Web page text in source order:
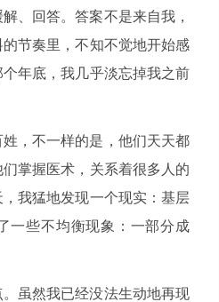
、回答。答案不是来自我，
节奏里，不知不觉地开始感
年底，我几乎淡忘掉我之前
，不一样的是，他们天天都
掌握医术，关系着很多人的
我猛地发现一个现实：基层
一些不均衡现象：一部分成
虽然我已经没法生动地再现